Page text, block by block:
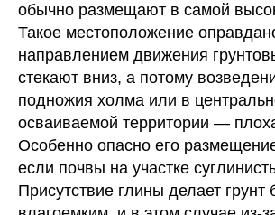
обычно размещают в самой
Такое местоположение
направлением движения
стекают вниз, а потому
подножия холма или в
осваиваемой территории —
Особенно опасно его
если почвы на участке
Присутствие глины делает грунт